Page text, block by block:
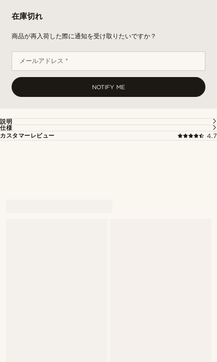
在庫切れ
商品が再入荷した際に通知を受け取りたいですか？
メールアドレス *
NOTIFY ME
説明
仕様
カスタマーレビュー
4.7